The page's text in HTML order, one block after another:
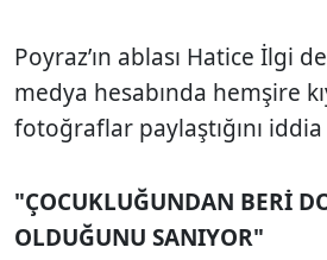
Poyraz’ın ablası Hatice İlgi
medya hesabında hemşire
fotoğraflar paylaştığını
"ÇOCUKLUĞUNDAN BERİ
OLDUĞUNU SANIYOR"